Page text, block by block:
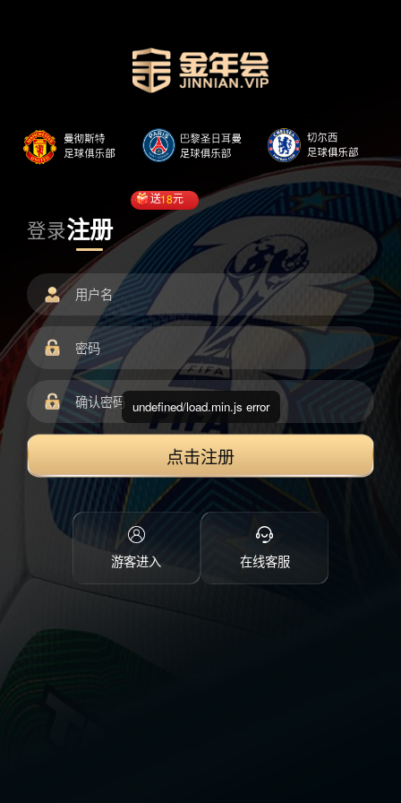
登录注册
送18元
点击注册
游客进入 在线客服
undefined/load.min.js error